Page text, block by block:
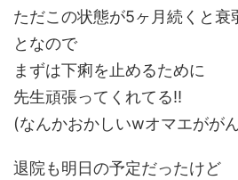
ただこの状態が5ヶ月続くと衰
となので
まずは下痢を止めるために
先生頑張ってくれてる‼️
(なんかおかしいwオマエがが
退院も明日の予定だったけど